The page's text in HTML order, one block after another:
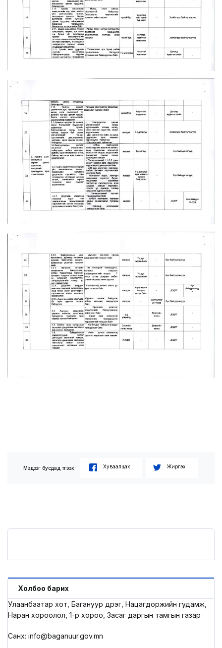
Мэдээг бусдад түгээх Хуваалцах Жиргэх
Холбоо барих
Улаанбаатар хот, Багануур дүүрэг, Нацагдоржийн гудамж,
Наран хороолол, 1-р хороо, Засаг даргын тамгын газар
Санхүү: info@baganuur.gov.mn